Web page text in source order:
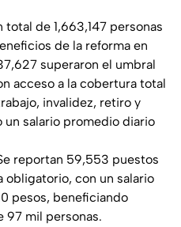
total de 1,663,147 personas
de la reforma en
superaron el umbral
acceso a la cobertura total
invalidez, retiro y
salario promedio diario
reportan 59,553 puestos
obligatorio, con un salario
pesos, beneficiando
97 mil personas.